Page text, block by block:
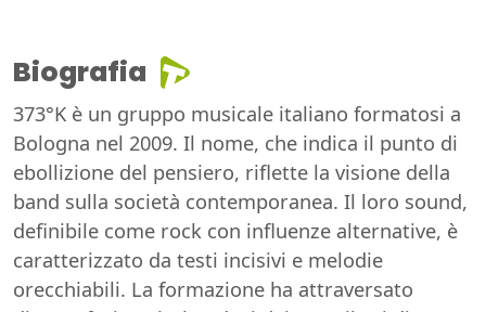
Biografia
373°K è un gruppo musicale italiano formatosi a
Bologna nel 2009. Il nome, che indica il punto di
ebollizione del pensiero, riflette la visione della
band sulla società contemporanea. Il loro sound,
definibile come rock con influenze alternative, è
caratterizzato da testi incisivi e melodie
orecchiabili. La formazione ha attraversato